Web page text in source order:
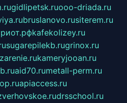
gidlipetsk.ruooo-driada.ru
bruslanovo.rusiterem.ru
kafekolizey.ru
sugarepilekb.rugrinox.ru
kameryjooan.ru
aid70.rumetall-perm.ru
apiaccess.ru
drsschool.ru